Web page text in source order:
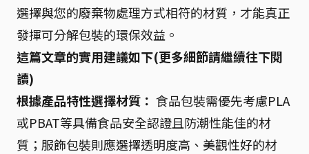
選擇與您的廢棄物處理方式相符的材質，才能真正
發揮可分解包裝的環保效益。
這篇文章的實用建議如下(更多細節請繼續往下閱
讀)
根據產品特性選擇材質： 食品包裝需優先考慮PLA
或PBAT等具備食品安全認證且防潮性能佳的材
質；服飾包裝則應選擇透明度高、美觀性好的材